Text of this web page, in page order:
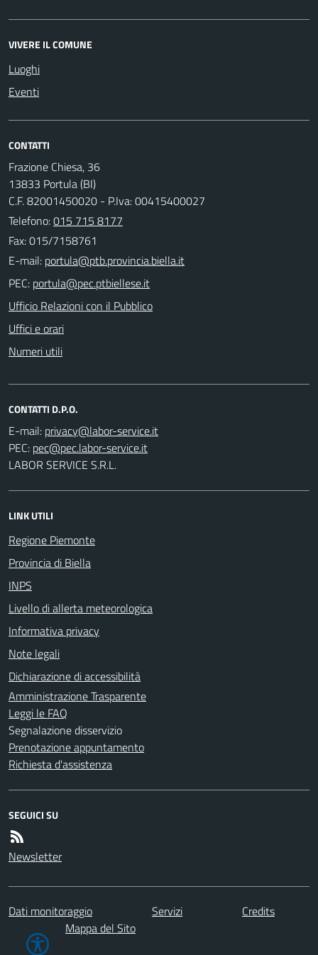
VIVERE IL COMUNE
Luoghi
Eventi
CONTATTI
Frazione Chiesa, 36
13833 Portula (BI)
C.F. 82001450020 - P.Iva: 00415400027
Telefono:015 715 8177
Fax: 015/7158761
E-mail:
PEC:
Ufficio Relazioni con il Pubblico
Uffici e orari
Numeri utili
CONTATTI D.P.O.
E-mail:
PEC:
LABOR SERVICE S.R.L.
LINK UTILI
Regione Piemonte
Provincia di Biella
INPS
Livello di allerta meteorologica
Informativa privacy
Note legali
Dichiarazione di accessibilità
Amministrazione Trasparente
Leggi le FAQ
Segnalazione disservizio
Prenotazione appuntamento
Richiesta d'assistenza
SEGUICI SU
Newsletter
Dati monitoraggio Servizi
Credits
Mappa del Sito